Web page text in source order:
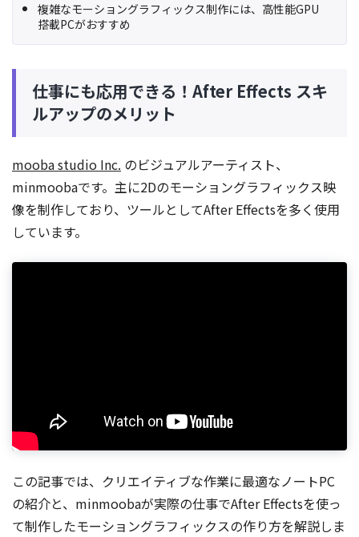
複雑なモーショングラフィックス制作には、高性能GPU
搭載PCがおすすめ
仕事にも応用できる！After Effects スキ
ルアップのメリット
mooba studio Inc. のビジュアルアーティスト、
minmoobaです。主に2Dのモーショングラフィックス映
像を制作しており、ツールとしてAfter Effectsを多く使用
しています。
この記事では、クリエイティブな作業に最適なノートPC
の紹介と、minmoobaが実際の仕事でAfter Effectsを使っ
て制作したモーショングラフィックスの作り方を解説しま